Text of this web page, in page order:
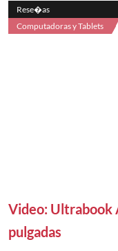
Rese�as
Computadoras y Tablets
Video:
pulgadas